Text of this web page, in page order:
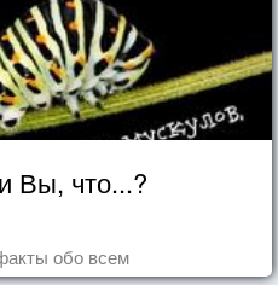
Вы, что...?
обо всем